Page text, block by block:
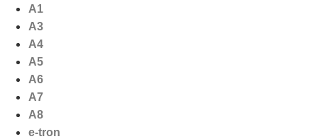
naar
inhoud
A1
A3
A4
A5
A6
A7
A8
e-tron